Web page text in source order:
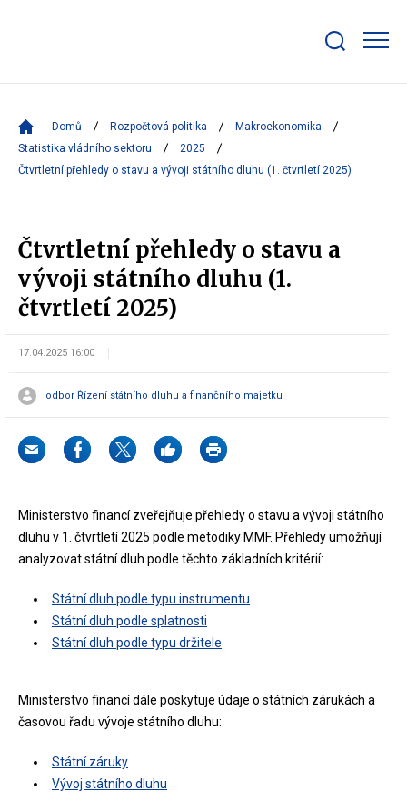
bar
Domů Rozpočtová politika
Makroekonomika
Statistika vládního sektoru
2025
Čtvrtletní přehledy o stavu a vývoji státního dluhu (1. čtvrtletí 2025)
Čtvrtletní přehledy o stavu a
vývoji státního dluhu (1.
čtvrtletí 2025)
17.04.2025 16:00
odbor Řízení státního dluhu a finančního majetku
Ministerstvo financí zveřejňuje přehledy o stavu a vývoji státního
dluhu v 1. čtvrtletí 2025 podle metodiky MMF. Přehledy umožňují
analyzovat státní dluh podle těchto základních kritérií:
Státní dluh podle typu instrumentu
Státní dluh podle splatnosti
Státní dluh podle typu držitele
Ministerstvo financí dále poskytuje údaje o státních zárukách a
časovou řadu vývoje státního dluhu:
Státní záruky
Vývoj státního dluhu